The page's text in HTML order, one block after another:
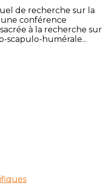
de recherche sur la
une conférence
à la recherche sur
scapulo-humérale...